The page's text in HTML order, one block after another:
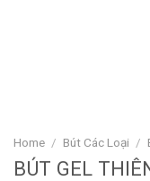
Home / Bút Các Loại /
BÚT GEL